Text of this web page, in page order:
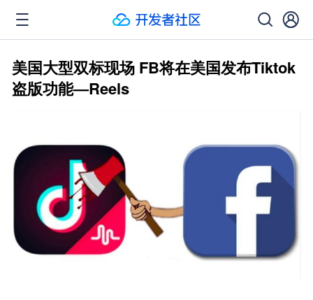
美国大型双标现场 FB将在美国发布Tiktok
盗版功能—Reels